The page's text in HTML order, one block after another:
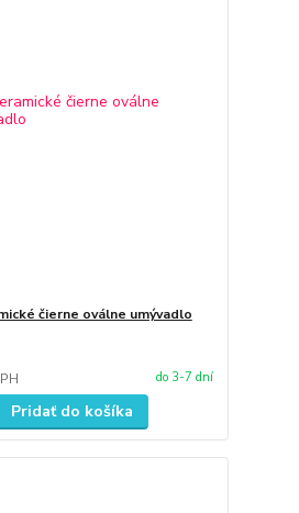
čierne oválne umývadlo
do 3-7 dní
Pridať do košíka